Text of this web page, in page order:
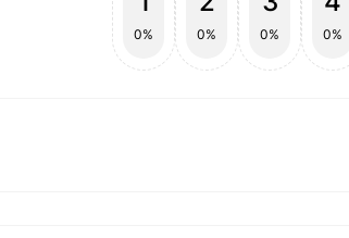
0% 0% 0% 0%